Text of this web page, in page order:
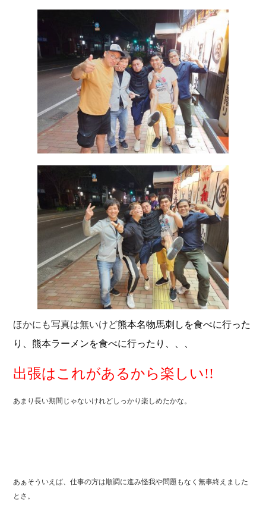
ほかにも写真は無いけど熊本名物馬刺し を食べに行った
り、熊本ラーメンを食べに行ったり、、、
出張はこれがあるから楽しい!!
あまり長い期間じゃないけれどしっかり楽しめたかな。
あぁそういえば、仕事の方は順調に進み怪我や問題もなく無事終えました
とさ。